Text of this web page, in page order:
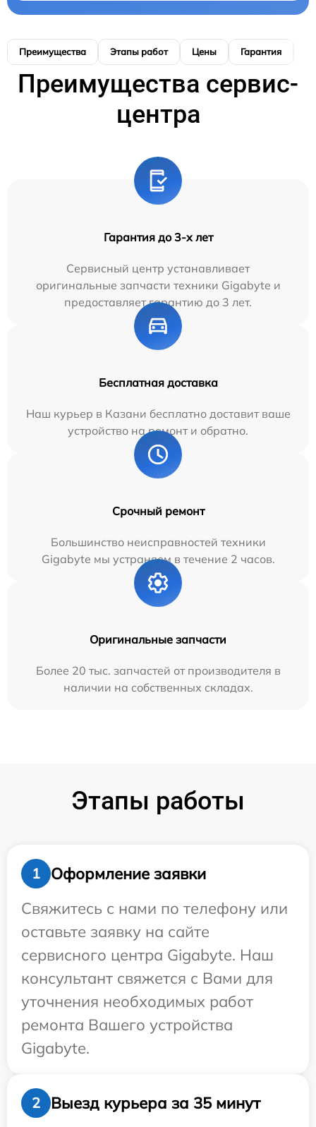
Преимущества Этапы работ Цены Гарантия
Преимущества сервис-
центра
Гарантия до 3-х лет
Сервисный центр устанавливает
оригинальные запчасти техники Gigabyte и
предоставляет гарантию до 3 лет.
Бесплатная доставка
Наш курьер в Казани бесплатно доставит ваше
устройство на ремонт и обратно.
Срочный ремонт
Большинство неисправностей техники
Gigabyte мы устраняем в течение 2 часов.
Оригинальные запчасти
Более 20 тыс. запчастей от производителя в
наличии на собственных складах.
Этапы работы
1
Оформление заявки
Свяжитесь с нами по телефону или
оставьте заявку на сайте
сервисного центра Gigabyte. Наш
консультант свяжется с Вами для
уточнения необходимых работ
ремонта Вашего устройства
Gigabyte.
2
Выезд курьера за 35 минут